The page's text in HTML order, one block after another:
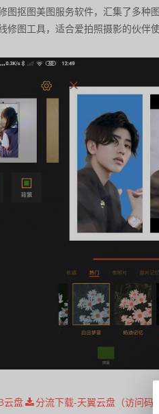
图抠图美图服务软件，汇集了多种
图工具，适合爱拍照摄影的伙伴使
云盘 分流下载-天翼云盘（访问码